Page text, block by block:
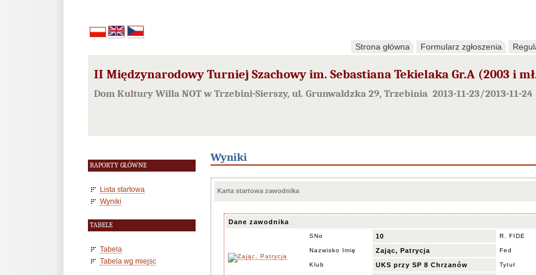
Strona główna Formularz zgłoszenia
II Międzynarodowy Turniej Szachowy im. Sebastiana Tekielaka Gr.A (2003 i
Dom Kultury Willa NOT w Trzebini-Sierszy, ul. Grunwaldzka 29, Trzebinia 2013-11-23/2013-11-24
RAPORTY GŁÓWNE
Lista startowa
Wyniki
TABELE
Tabela
Tabela wg miejsc
Wyniki
Karta startowa zawodnika
Dane zawodnika
SNo 10 R. FIDE
Nazwisko Imię Zając, Patrycja Fed
Klub UKS przy SP 8 Chrzanów Tytuł